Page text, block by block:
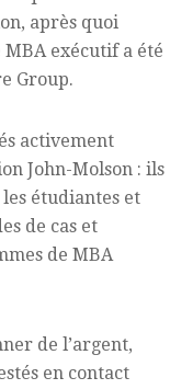
après quoi
exécutif a été
Group.
activement
John-Molson : ils
étudiantes et
de cas et
de MBA
de l’argent,
en contact